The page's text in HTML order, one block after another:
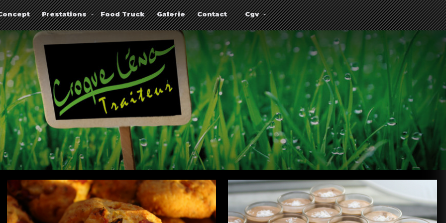
Prestations Food Truck Galerie Contact Cgv